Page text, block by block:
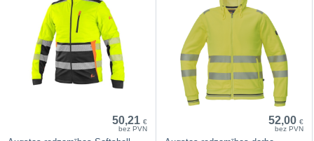
50,21 €
bez PVN
52,00 €
bez PVN